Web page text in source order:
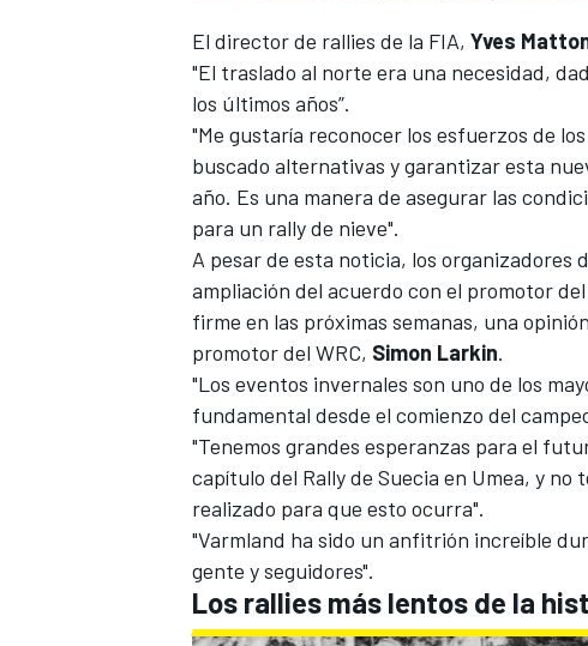
El director de rallies de la FIA, Yves
"El traslado al norte era una necesidad,
los últimos años”.
"Me gustaría reconocer los esfuerzos de
buscado alternativas y garantizar esta
año. Es una manera de asegurar las
para un rally de nieve".
A pesar de esta noticia, los organizadores
ampliación del acuerdo con el promotor
firme en las próximas semanas, una
promotor del WRC, Simon Larkin.
"Los eventos invernales son uno de los
fundamental desde el comienzo del
"Tenemos grandes esperanzas para el
capítulo del Rally de Suecia en Umea, y
realizado para que esto ocurra".
"Varmland ha sido un anfitrión increíble
gente y seguidores".
Los rallies más lentos de la